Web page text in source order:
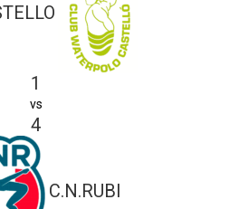
1
vs
4
C.N.RUBI